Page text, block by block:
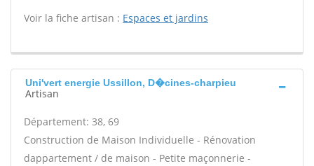
Voir la fiche artisan : Espaces et jardins
Uni'vert energie Ussillon, D�cines-charpieu
Artisan
Département: 38, 69
Construction de Maison Individuelle - Rénovation
dappartement / de maison - Petite maçonnerie -